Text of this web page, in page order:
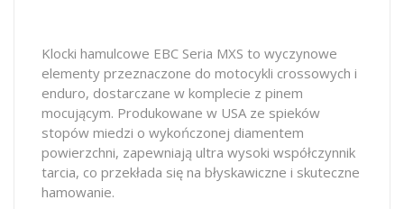
Klocki hamulcowe EBC Seria MXS to wyczynowe
elementy przeznaczone do motocykli crossowych i
enduro, dostarczane w komplecie z pinem
mocującym. Produkowane w USA ze spieków
stopów miedzi o wykończonej diamentem
powierzchni, zapewniają ultra wysoki współczynnik
tarcia, co przekłada się na błyskawiczne i skuteczne
hamowanie.